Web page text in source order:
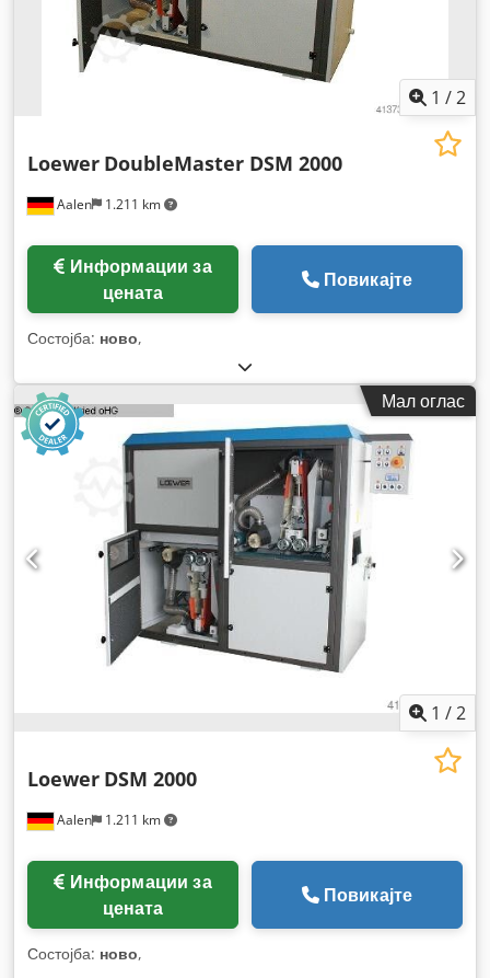
1 /2
Aalen 1.211 km
Loewer DoubleMaster DSM 2000
цената
Повикајте
Состојба: ново,
Мал оглас
1 /2
Aalen 1.211 km
Loewer DSM 2000
цената
Повикајте
Состојба: ново,